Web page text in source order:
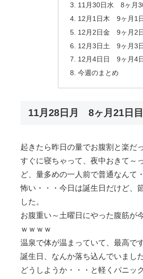
11月30日水 8ヶ月
12月1日木 9ヶ月1
12月2日金 9ヶ月2
12月3日土 9ヶ月3
12月4日日 9ヶ月4
今週のまとめ
11月28日月 8ヶ月21日目
起きたら昨日の量でお腹割と楽だ
すぐに寝ちゃって、夜中おきて～
ど、量多めの一人前で普通なんて
怖い・・・今日は誕生日だけど、
した。
お腹重い～土曜日にやった腹筋が
ｗｗｗｗ
温泉で体が温まっていて、最高です
誕生日、なんか落ち込んでいまし
どうしようか・・・と軽くパニッ